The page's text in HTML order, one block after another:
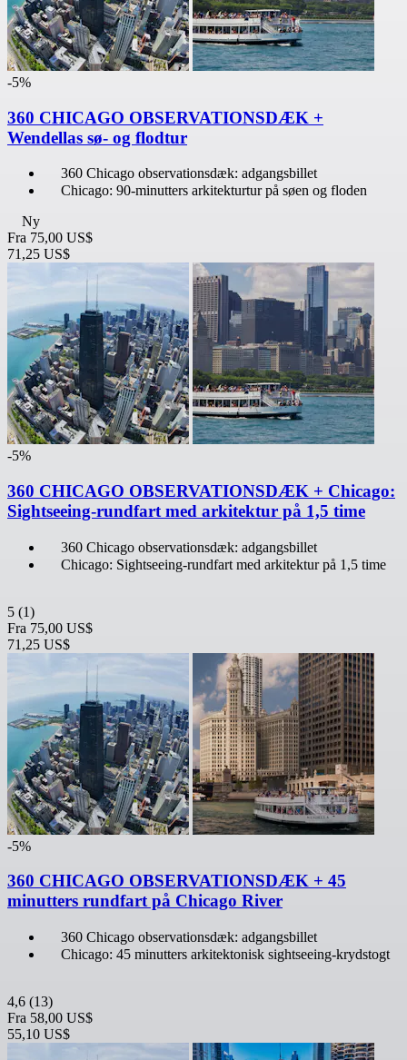
-5%
360 CHICAGO OBSERVATIONSDÆK +
Wendellas sø- og flodtur
360 Chicago observationsdæk: adgangsbillet
Chicago: 90-minutters arkitekturtur på søen og floden
Ny
Fra 75,00 US$
71,25 US$
-5%
360 CHICAGO OBSERVATIONSDÆK + Chicago:
Sightseeing-rundfart med arkitektur på 1,5 time
360 Chicago observationsdæk: adgangsbillet
Chicago: Sightseeing-rundfart med arkitektur på 1,5 time
5 (1)
Fra 75,00 US$
71,25 US$
-5%
360 CHICAGO OBSERVATIONSDÆK + 45
minutters rundfart på Chicago River
360 Chicago observationsdæk: adgangsbillet
Chicago: 45 minutters arkitektonisk sightseeing-krydstogt
4,6 (13)
Fra 58,00 US$
55,10 US$